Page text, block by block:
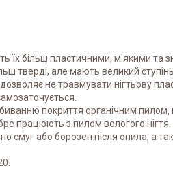
їх більш пластичними, м'якими та
тверді, але мають великий ступінь
не травмувати нігтьову
покриття органічним
працюють з пилом вологого нігтя.
смуг або борозен після опила, а